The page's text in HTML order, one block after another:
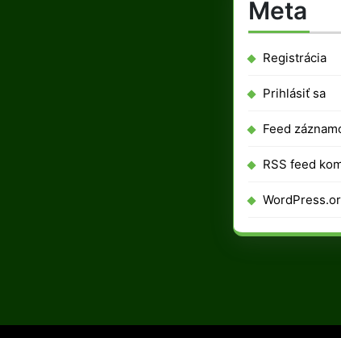
Meta
Registrácia
Prihlásiť sa
Feed
RSS feed